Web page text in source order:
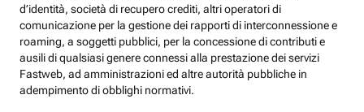
d’identità, società di recupero crediti, altri operatori di
comunicazione per la gestione dei rapporti di interconnessione e
roaming, a soggetti pubblici, per la concessione di contributi e
ausili di qualsiasi genere connessi alla prestazione dei servizi
Fastweb, ad amministrazioni ed altre autorità pubbliche in
adempimento di obblighi normativi.